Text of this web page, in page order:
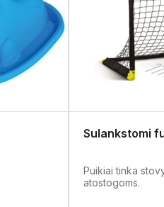
Sulankstomi
Puikiai tinka
atostogoms.